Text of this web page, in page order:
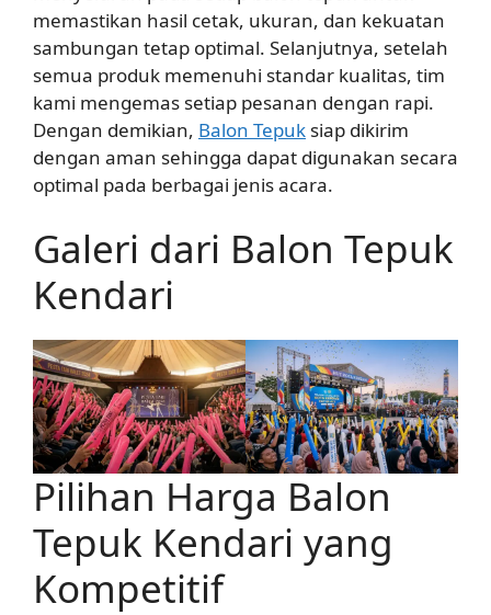
memastikan hasil cetak, ukuran, dan kekuatan
sambungan tetap optimal. Selanjutnya, setelah
semua produk memenuhi standar kualitas, tim
kami mengemas setiap pesanan dengan rapi.
Dengan demikian, Balon Tepuk siap dikirim
dengan aman sehingga dapat digunakan secara
optimal pada berbagai jenis acara.
Galeri dari Balon Tepuk
Kendari
Pilihan Harga Balon
Tepuk Kendari yang
Kompetitif